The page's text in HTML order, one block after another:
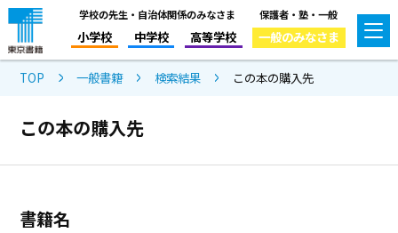
学校の先生・自治体関係のみなさま
小学校 中学校 高等学校
保護者・塾・一般
一般のみなさま
TOP 一般書籍 検索結果 この本の購入先
この本の購入先
書籍名